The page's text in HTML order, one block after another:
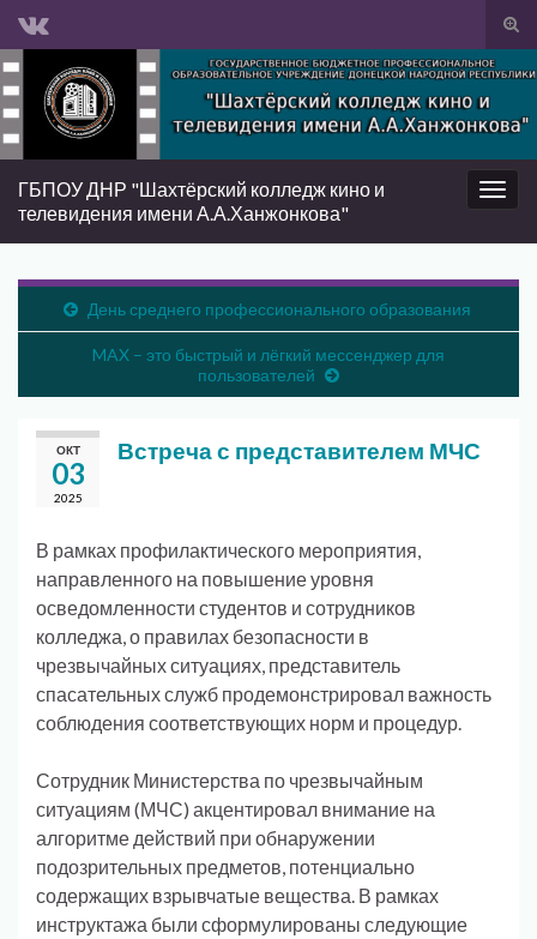
Вкл/
Search for:
Вкл/
ГБПОУ ДНР "Шахтёрский колледж кино и
телевидения имени А.А.Ханжонкова"
День среднего профессионального образования
MAX – это быстрый и лёгкий мессенджер для
пользователей
ОКТ
03
2025
Встреча с представителем МЧС
В рамках профилактического мероприятия,
направленного на повышение уровня
осведомленности студентов и сотрудников
колледжа, о правилах безопасности в
чрезвычайных ситуациях, представитель
спасательных служб продемонстрировал важность
соблюдения соответствующих норм и процедур.
Сотрудник Министерства по чрезвычайным
ситуациям (МЧС) акцентировал внимание на
алгоритме действий при обнаружении
подозрительных предметов, потенциально
содержащих взрывчатые вещества. В рамках
инструктажа были сформулированы следующие